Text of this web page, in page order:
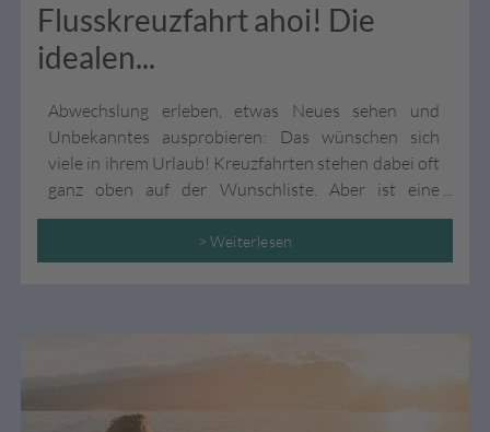
Flusskreuzfahrt ahoi! Die
idealen...
Abwechslung erleben, etwas Neues sehen und
Unbekanntes ausprobieren: Das wünschen sich
viele in ihrem Urlaub! Kreuzfahrten stehen dabei oft
ganz oben auf der Wunschliste. Aber ist eine
Kreuzfahrt überhaupt das Richtige für mich? Für
alle, die endlich mal Kreuzfahrtluft schnuppern
wollen, sind Flusskreuzfahrten der ideale Einstieg!
> Weiterlesen